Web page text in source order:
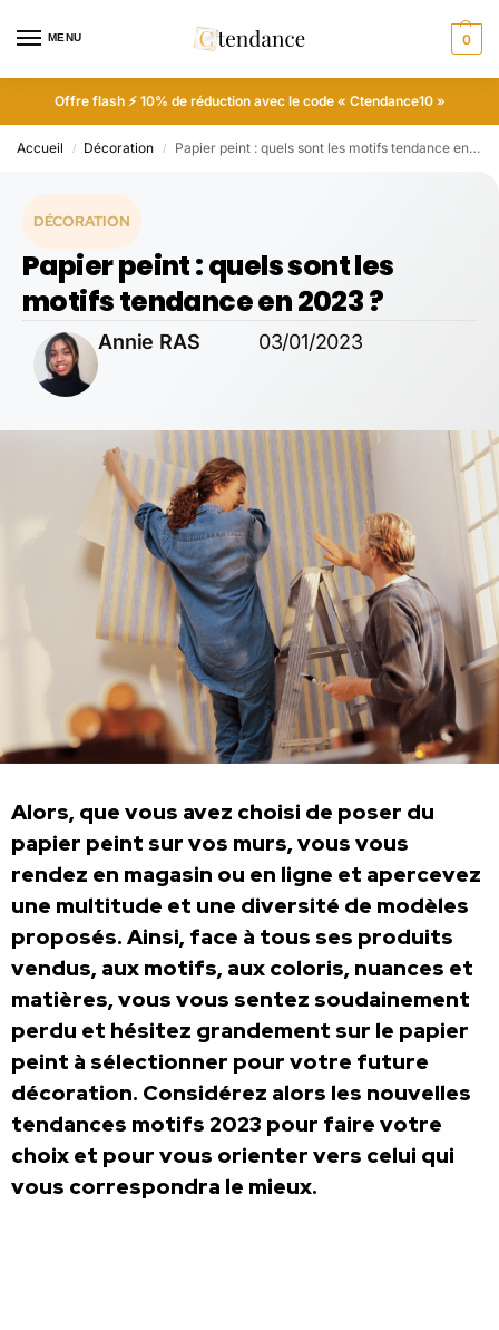
MENU 0
Offre flash ⚡ 10% de réduction avec le code « Ctendance10 »
Accueil / Décoration / Papier peint : quels sont les motifs tendance en 2023 ?
DÉCORATION
Papier peint : quels sont les
motifs tendance en 2023 ?
Annie RAS 03/01/2023
Alors, que vous avez choisi de poser du
papier peint sur vos murs, vous vous
rendez en magasin ou en ligne et apercevez
une multitude et une diversité de modèles
proposés. Ainsi, face à tous ses produits
vendus, aux motifs, aux coloris, nuances et
matières, vous vous sentez soudainement
perdu et hésitez grandement sur le papier
peint à sélectionner pour votre future
décoration. Considérez alors les nouvelles
tendances motifs 2023 pour faire votre
choix et pour vous orienter vers celui qui
vous correspondra le mieux.